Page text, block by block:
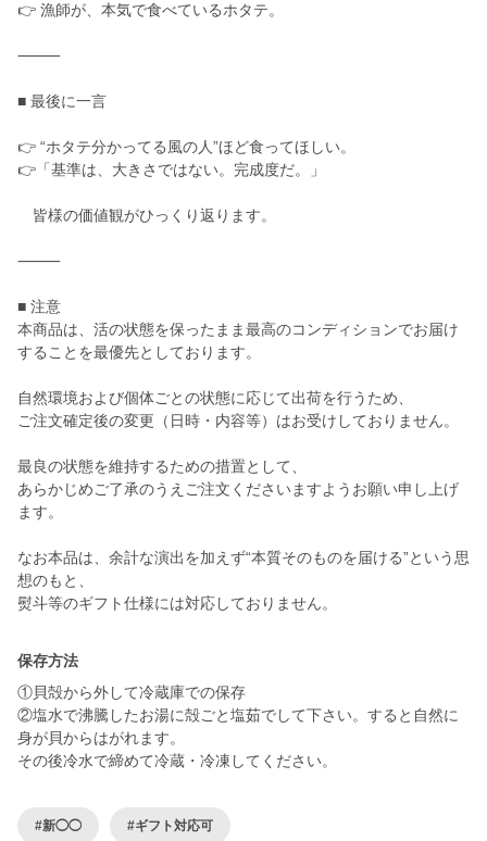
👉 漁師が、本気で食べているホタテ。
⸻
■ 最後に一言
👉 “ホタテ分かってる風の人”ほど食ってほしい。
👉「基準は、大きさではない。完成度だ。」
皆様の価値観がひっくり返ります。
⸻
■ 注意
本商品は、活の状態を保ったまま最高のコンディションでお届け
することを最優先としております。
自然環境および個体ごとの状態に応じて出荷を行うため、
ご注文確定後の変更（日時・内容等）はお受けしておりません。
最良の状態を維持するための措置として、
あらかじめご了承のうえご注文くださいますようお願い申し上げ
ます。
なお本品は、余計な演出を加えず“本質そのものを届ける”という思
想のもと、
保存方法
①貝殻から外して冷蔵庫での保存
②塩水で沸騰したお湯に殻ごと塩茹でして下さい。すると自然に
身が貝からはがれます。
その後冷水で締めて冷蔵・冷凍してください。
#新◯◯ #ギフト対応可